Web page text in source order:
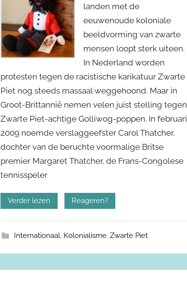
landen met de
eeuwenoude koloniale
beeldvorming van zwarte
mensen loopt sterk uiteen.
In Nederland worden
protesten tegen de racistische karikatuur Zwarte
Piet nog steeds massaal weggehoond. Maar in
Groot-Brittannië nemen velen juist stelling tegen
Zwarte Piet-achtige Golliwog-poppen. In februari
2009 noemde verslaggeefster Carol Thatcher,
dochter van de beruchte voormalige Britse
premier Margaret Thatcher, de Frans-Congolese
tennisspeler
Verder lezen Reageren?
Internationaal, Kolonialisme, Zwarte Piet